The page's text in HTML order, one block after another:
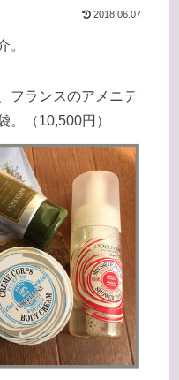
2018.06.07
。
フランスのアメニテ
。（10,500円）